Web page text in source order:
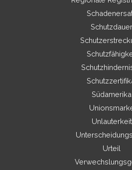
Schutzdauer
Südamerika
Unlauterkeit
Urteil